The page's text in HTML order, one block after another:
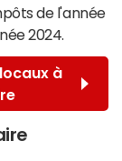
de l'année
2024.
à